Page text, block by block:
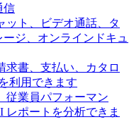
信
ット、ビデオ通話、タ
ジ、オンラインドキュ
求書、支払い、カタロ
利用できます
従業員パフォーマン
レポートを分析できま